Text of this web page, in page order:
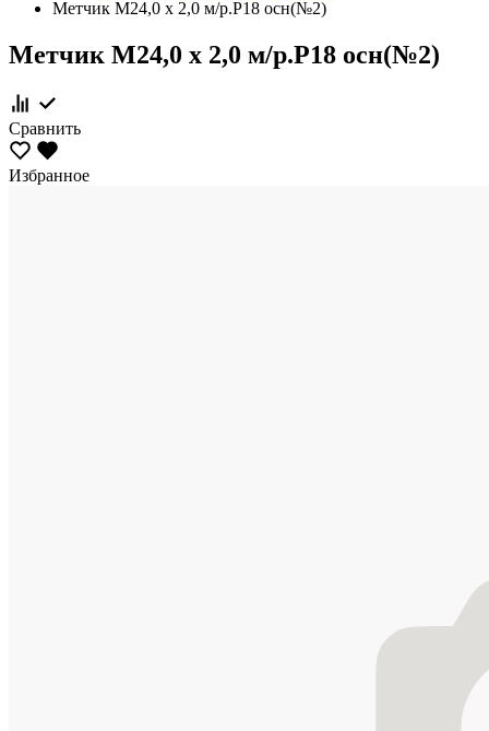
Метчик М24,0 х 2,0 м/р.Р18 осн(№2)
Метчик М24,0 х 2,0 м/р.Р18 осн(№2)
Сравнить
Избранное